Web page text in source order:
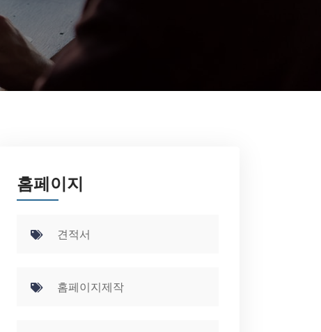
질문 / 대답
News Center
홈페이지
견적서
홈페이지제작